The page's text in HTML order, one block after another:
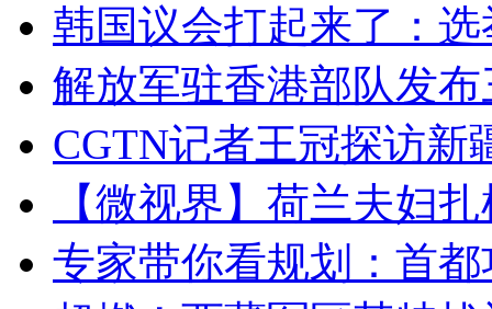
韩国议会打起来了：
解放军驻香港部队发
CGTN记者王冠探访新
【微视界】荷兰夫妇
专家带你看规划：首